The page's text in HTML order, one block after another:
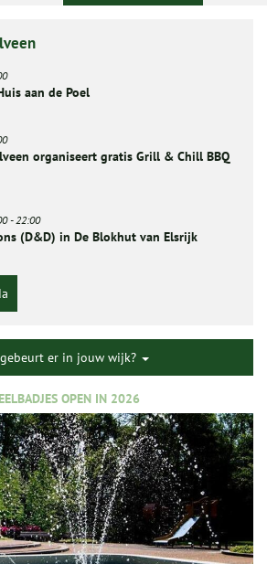
aan de Poel
organiseert gratis Grill & Chill BBQ
-22:00
(D&D) in De Blokhut van Elsrijk
er in jouw wijk?
OPEN IN 2026